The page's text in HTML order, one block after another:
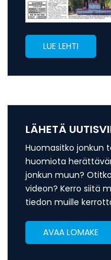
LUE LEHTI
LÄHETÄ
Huomasitko jonkun
huomiota
jonkun muun?
videon? Kerro siitä
tiedon muille
AVAA LOMAKE